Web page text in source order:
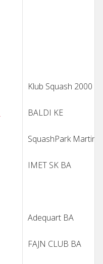
Klub Squash 2000
BALDI KE
SquashPark Martin
IMET SK BA
Adequart BA
FAJN CLUB BA